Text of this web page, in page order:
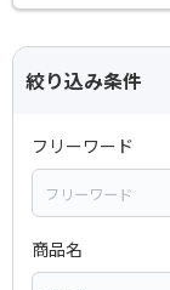
絞り込み条件
フリーワード
商品名